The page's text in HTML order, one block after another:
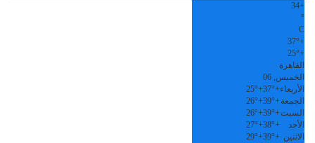
+
34
°
C
+
37°
+
25°
القاهرة
الخميس, 06
الأربعاء+
37°
+
25°
الجمعة +
39°
+
26°
السبت+
39°
+
26°
الأحد
+
38°
+
27°
الاثنين +
39°
+
29°